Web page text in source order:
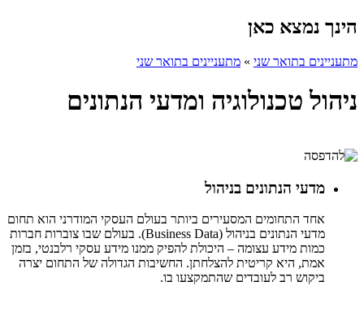
הינך נמצא כאן
מתעניינים בתואר שני » מתעניינים בתואר שני
ניהול טכנולוגיה ומדעי הנתונים
מדעי הנתונים בניהול
אחד התחומים המסעירים ביותר בעולם העסקי המודרני הוא תחום
מדעי הנתונים בניהול (Business Data). בעולם שבו צוברות חברות
כמות מידע עצומה – היכולת להפיק ממנו מידע עסקי רלבנטי, בזמן
אמת, היא קריטית להצלחתן. החשיבות הגדולה של התחום יצרה
ביקוש רב לעובדים שהתמקצעו בו.